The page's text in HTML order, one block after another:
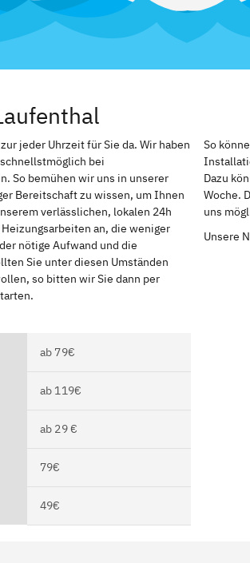
jeder Uhrzeit für Sie da. Wir haben
bei
So bemühen wir uns in unserer
Bereitschaft zu wissen, um Ihnen
verlässlichen, lokalen 24h
an, die weniger
nötige Aufwand und die
Sie unter diesen Umständen
so bitten wir Sie dann per
So
Dazu
Woche.
uns
Unsere
ab 79€
ab 119€
ab 29 €
79€
49€